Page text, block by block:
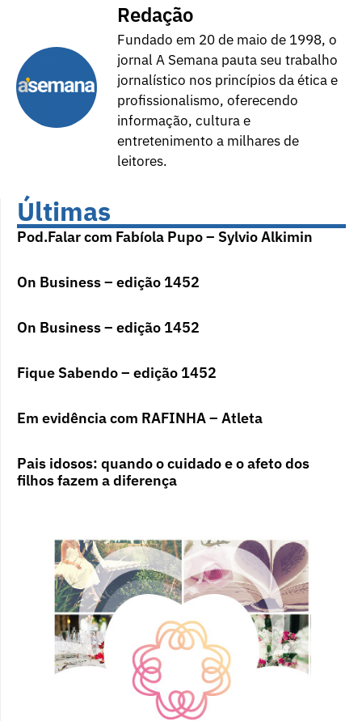
Redação
Fundado em 20 de maio de 1998, o
jornal A Semana pauta seu trabalho
jornalístico nos princípios da ética e
profissionalismo, oferecendo
informação, cultura e
entretenimento a milhares de
leitores.
Últimas
Pod.Falar com Fabíola Pupo – Sylvio Alkimin
On Business – edição 1452
On Business – edição 1452
Fique Sabendo – edição 1452
Em evidência com RAFINHA – Atleta
Pais idosos: quando o cuidado e o afeto dos
filhos fazem a diferença